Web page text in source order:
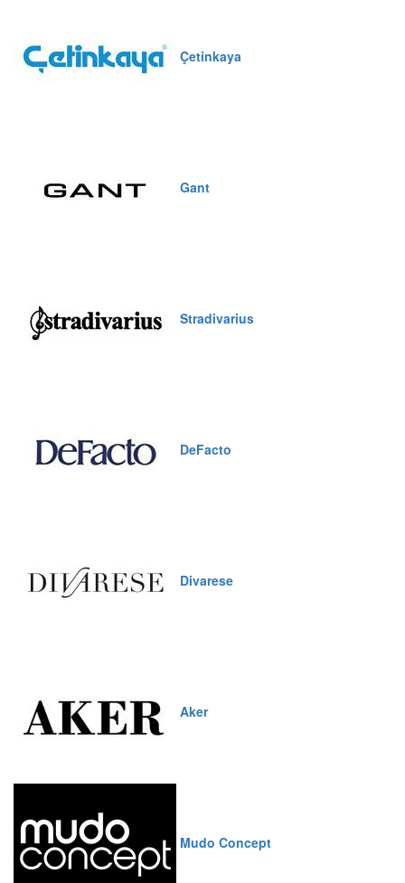
Çetinkaya
Gant
Stradivarius
DeFacto
Divarese
Aker
Mudo Concept